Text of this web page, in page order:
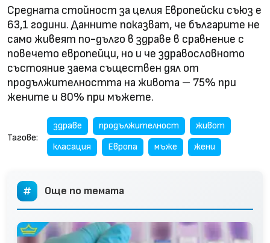
Средната стойност за целия Европейски съюз е
63,1 години. Данните показват, че българите не
само живеят по-дълго в здраве в сравнение с
повечето европейци, но и че здравословното
състояние заема съществен дял от
продължителността на живота – 75% при
жените и 80% при мъжете.
Тагове:
здраве продължителност
живот
класация
Европа мъже жени
Още по темата